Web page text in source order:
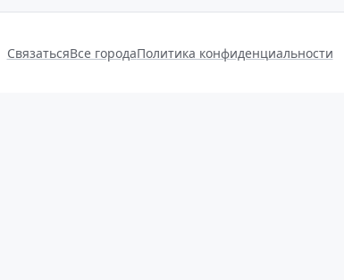
СвязатьсяВсе городаПолитика конфиденциальности